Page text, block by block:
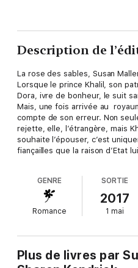
Description de
La rose des sables, Susan
Lorsque le prince Khalil, son
Dora, ivre de bonheur, le suit
Mais, une fois arrivée au
compte de son erreur. Non
rejette, elle, l’étrangère, mais
souhaite l’épouser, c’est
fiançailles que la raison d’Etat
Lasse d’attendre que Rashid,
daigne l’épouser, Jenna part
Unis. Un autre monde où elle
affranchie de ses obligations
Quaddor pour accomplir son
GENRE
Romance
SORTIE
2017
1 mai
Plus de livres par